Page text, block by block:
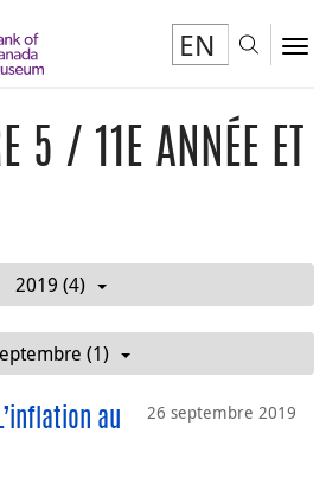
EN
5 / 11E ANNÉE ET
2019 (4)
(1)
26 septembre 2019
au